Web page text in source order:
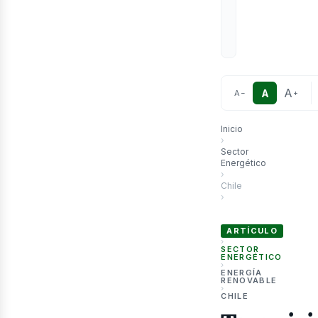
A − A A +
Inicio
›
Sector
Energético
›
Chile
›
ARTÍCULO
›
SECTOR
ENERGÉTICO
›
ENERGÍA
RENOVABLE
›
CHILE